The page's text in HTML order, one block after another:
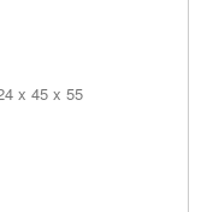
x 45 x 55